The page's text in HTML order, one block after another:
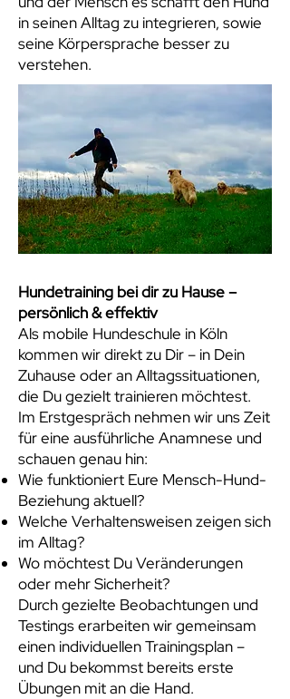
in seinen Alltag zu integrieren, sowie
seine Körpersprache besser zu
verstehen.
Hundetraining bei dir zu Hause –
persönlich & effektiv
Als mobile Hundeschule in Köln
kommen wir direkt zu Dir – in Dein
Zuhause oder an Alltagssituationen,
die Du gezielt trainieren möchtest.
Im Erstgespräch nehmen wir uns Zeit
für eine ausführliche Anamnese und
schauen genau hin:
Wie funktioniert Eure Mensch-Hund-
Beziehung aktuell?
Welche Verhaltensweisen zeigen sich
im Alltag?
Wo möchtest Du Veränderungen
oder mehr Sicherheit?
Durch gezielte Beobachtungen und
Testings erarbeiten wir gemeinsam
einen individuellen Trainingsplan –
und Du bekommst bereits erste
Übungen mit an die Hand.